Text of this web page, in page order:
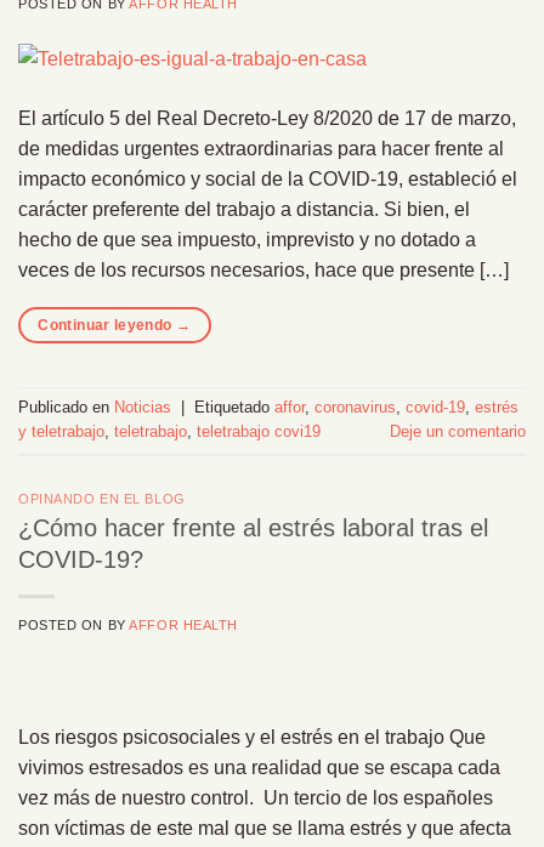
POSTED ON BYAFFOR HEALTH
El artículo 5 del Real Decreto-Ley 8/2020 de 17 de marzo,
de medidas urgentes extraordinarias para hacer frente al
impacto económico y social de la COVID-19, estableció el
carácter preferente del trabajo a distancia. Si bien, el
hecho de que sea impuesto, imprevisto y no dotado a
veces de los recursos necesarios, hace que presente […]
Continuar leyendo →
Publicado en Noticias Etiquetado affor, coronavirus, covid-19, estrés
y teletrabajo, teletrabajo, teletrabajo covi19 Deje un comentario
OPINANDO EN EL BLOG
¿Cómo hacer frente al estrés laboral tras el
COVID-19?
POSTED ON BYAFFOR HEALTH
Los riesgos psicosociales y el estrés en el trabajo Que
vivimos estresados es una realidad que se escapa cada
vez más de nuestro control. Un tercio de los españoles
son víctimas de este mal que se llama estrés y que afecta